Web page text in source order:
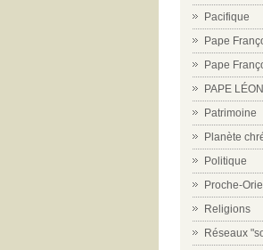
Pacifique
Pape
Pape
PAPE
Patrimoine
Planète
Politique
Proche-
Religions
Réseaux